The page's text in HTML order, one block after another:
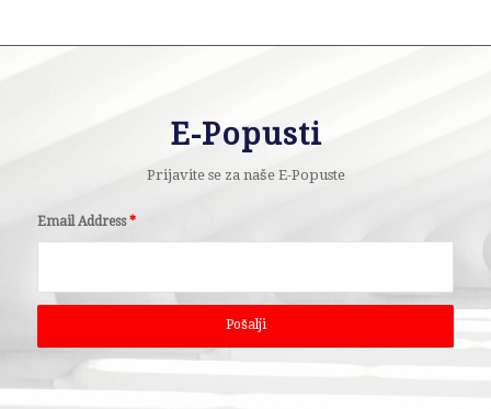
E-Popusti
Prijavite se za naše E-Popuste
Email Address*